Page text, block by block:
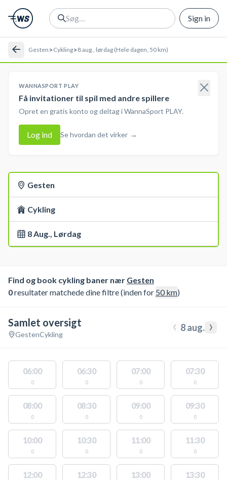
Sign in
Gesten >Cykling>8 aug., lørdag (Hele dagen, 50 km)
WANNASPORT PLAY
Få invitationer til spil med andre spillere
Opret en gratis konto og deltag i WannaSport PLAY.
Log ind Se hvordan det virker →
Gesten
Cykling
8 Aug., Lørdag
Find og book cykling baner nær Gesten
0resultater matchede dine filtre (inden for 50km)
Samlet oversigt
GestenCykling ‹ 8 aug. ›
06:00
0
06:30
0
07:00
0
07:30
0
08:00
0
08:30
0
09:00
0
09:30
0
10:00
0
10:30
0
11:00
0
11:30
0
12:00 12:30 13:00 13:30